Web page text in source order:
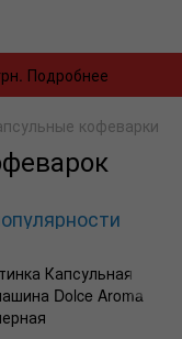
Подробнее
кофеварки